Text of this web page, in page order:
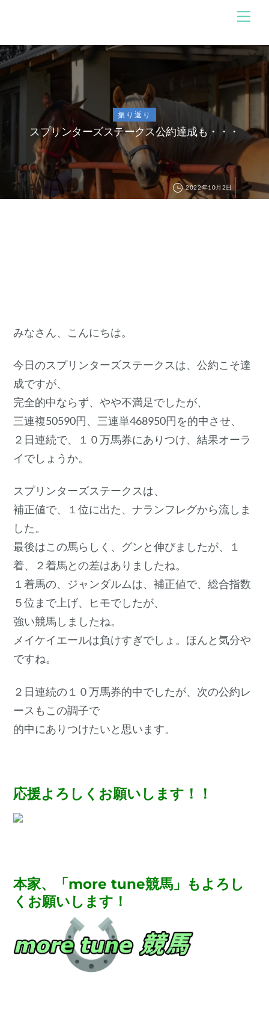
content
メ
ニ
ー
2022年10月2日
スプリンターズステークス公約達成も・・・
振り返り
みなさん、こんにちは。
今日のスプリンターズステークスは、公約こそ達
成ですが、
完全的中ならず、やや不満足でしたが、
三連複50590円、三連単468950円を的中させ、
２日連続で、１０万馬券にありつけ、結果オーラ
イでしょうか。
スプリンターズステークスは、
補正値で、１位に出た、ナランフレグから流しま
した。
最後はこの馬らしく、グンと伸びましたが、１
着、２着馬との差はありましたね。
１着馬の、ジャンダルムは、補正値で、総合指数
５位まで上げ、ヒモでしたが、
強い競馬しましたね。
メイケイエールは負けすぎでしょ。ほんと気分や
ですね。
２日連続の１０万馬券的中でしたが、次の公約レ
ースもこの調子で
的中にありつけたいと思います。
応援よろしくお願いします！！
本家、「more tune競馬」もよろし
くお願いします！